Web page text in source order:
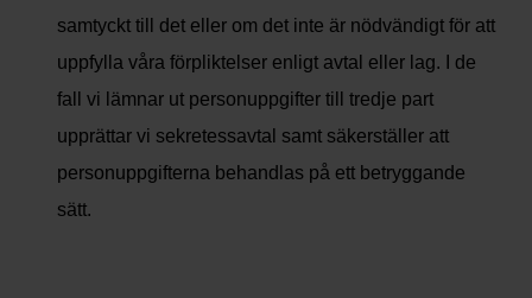
samtyckt till det eller om det inte är nödvändigt för att
uppfylla våra förpliktelser enligt avtal eller lag. I de
fall vi lämnar ut personuppgifter till tredje part
upprättar vi sekretessavtal samt säkerställer att
personuppgifterna behandlas på ett betryggande
sätt.